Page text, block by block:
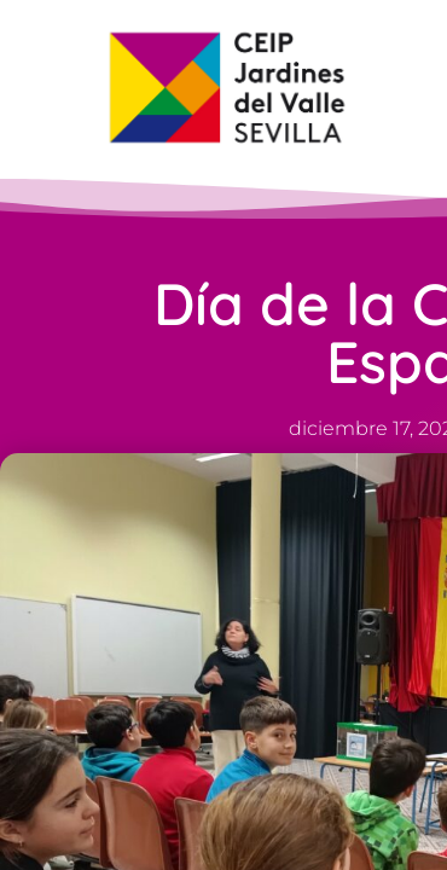
Día de la
diciembre 17,
Equipo directivo diciembre 17, 2023